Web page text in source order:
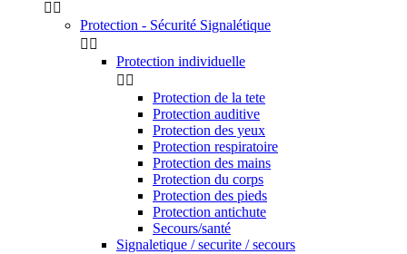
 
Protection - Sécurité Signalétique
 
Protection individuelle
 
Protection de la tete
Protection auditive
Protection des yeux
Protection respiratoire
Protection des mains
Protection du corps
Protection des pieds
Protection antichute
Secours/santé
Signaletique / securite / secours